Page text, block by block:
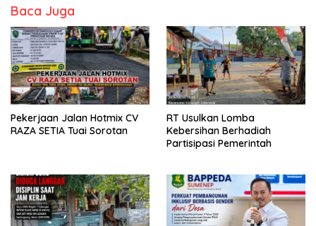
Baca Juga
Pekerjaan Jalan Hotmix CV
RAZA SETIA Tuai Sorotan
RT Usulkan Lomba
Kebersihan Berhadiah
Partisipasi Pemerintah